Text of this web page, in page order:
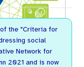
the "Criteria for
social
Network for
2021 and is now